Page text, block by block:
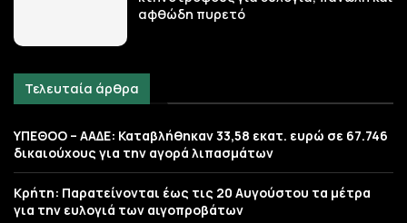
αφθώδη πυρετό
Τελευταία άρθρα
ΥΠΕΘΟΟ – ΑΑΔΕ: Καταβλήθηκαν 33,58 εκατ. ευρώ σε 67.746
δικαιούχους για την αγορά λιπασμάτων
Κρήτη: Παρατείνονται έως τις 20 Αυγούστου τα μέτρα
για την ευλογιά των αιγοπροβάτων